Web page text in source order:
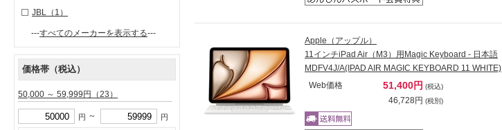
JBL （1）
---すべてのメーカーを表示する---
価格帯（税込）
50,000 ～ 59,999円 （23）
円 ～ 円
Apple（アップル）
11インチiPad Air（M3）用Magic Keyboard - 日本語
MDFV4J/A(IPAD AIR MAGIC KEYBOARD 11 WHITE)
Web価格
51,400円 (税込)
46,728円 (税別)